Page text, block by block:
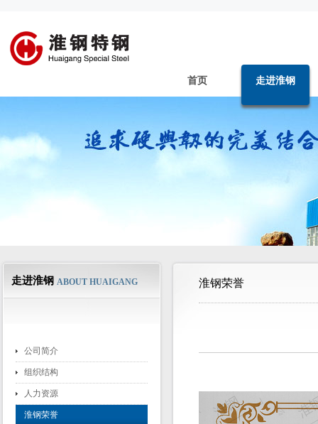
首页 走进淮钢
走进淮钢 ABOUT HUAIGANG
公司简介
组织结构
人力资源
淮钢荣誉
淮钢荣誉